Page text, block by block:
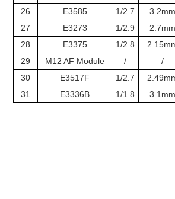
26
E3585 1/2.7 3.2mm
27
E3273 1/2.9 2.7mm
28
E3375 1/2.8
29
M12 AF Module / /
30
E3517F 1/2.7
31
E3336B 1/1.8 3.1mm